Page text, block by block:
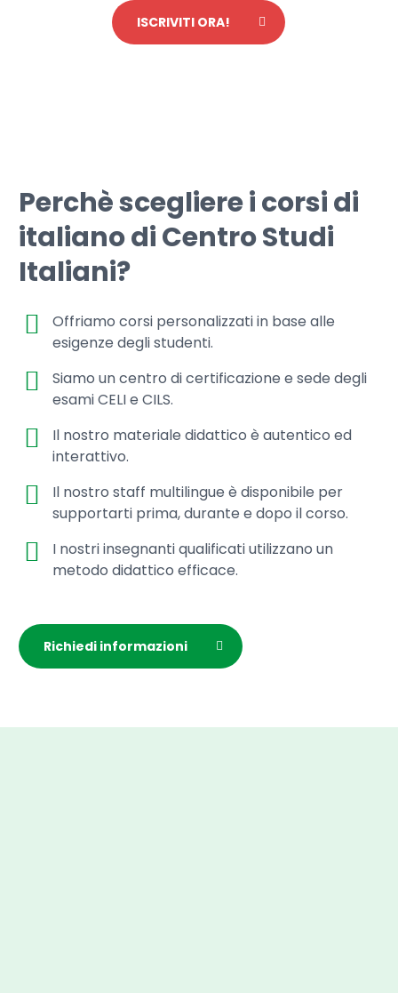
ISCRIVITI ORA!
Perchè scegliere i corsi di
italiano di Centro Studi
Italiani?
Offriamo corsi personalizzati in base alle
esigenze degli studenti.
Siamo un centro di certificazione e sede degli
esami CELI e CILS.
Il nostro materiale didattico è autentico ed
interattivo.
Il nostro staff multilingue è disponibile per
supportarti prima, durante e dopo il corso.
I nostri insegnanti qualificati utilizzano un
metodo didattico efficace.
Richiedi informazioni